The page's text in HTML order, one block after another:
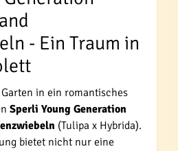
- Ein Traum in
in ein romantisches
Sperli Young Generation
(Tulipa x Hybrida).
bietet nicht nur eine